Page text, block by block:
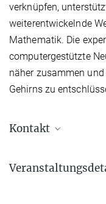
verknüpfen,
weiterentwickelnde
Mathematik. Die
computergestützte
näher zusammen
Gehirns zu
Kontakt
Conference organizer